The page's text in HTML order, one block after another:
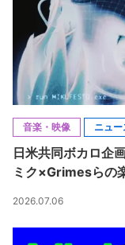
音楽・映像 ニュー
日米共同ボカロ企
ミク×Grimesらの
2026.07.06